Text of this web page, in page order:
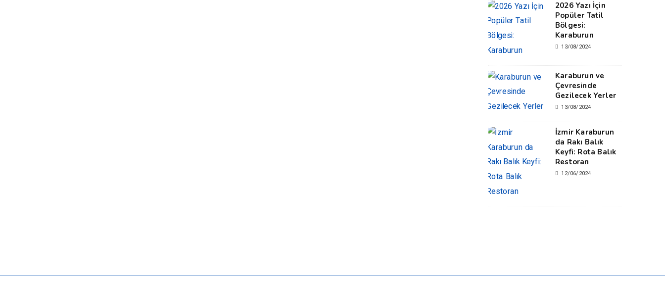
2026 Yazı İçin
Popüler Tatil
Bölgesi:
Karaburun
13/08/2024
Karaburun ve
Çevresinde
Gezilecek Yerler
13/08/2024
İzmir Karaburun
da Rakı Balık
Keyfi: Rota Balık
Restoran
12/06/2024